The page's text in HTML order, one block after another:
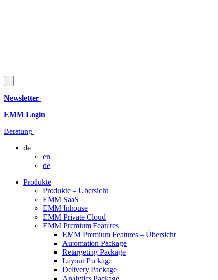
Newsletter
EMM Login
Beratung
de
en
de
Produkte
Produkte – Übersicht
EMM SaaS
EMM Inhouse
EMM Private Cloud
EMM Premium Features
EMM Premium Features – Übersicht
Automation Package
Retargeting Package
Layout Package
Delivery Package
Analytics Package